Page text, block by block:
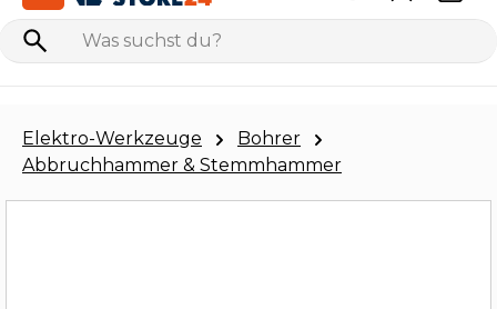
Elektro-Werkzeuge
Bohrer
Abbruchhammer & Stemmhammer